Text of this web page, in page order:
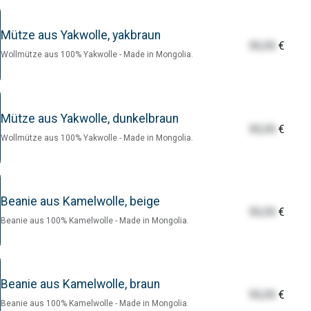
Mütze aus Yakwolle, yakbraun
Wollmütze aus 100% Yakwolle - Made in Mongolia.
€
Mütze aus Yakwolle, dunkelbraun
Wollmütze aus 100% Yakwolle - Made in Mongolia.
€
Beanie aus Kamelwolle, beige
Beanie aus 100% Kamelwolle - Made in Mongolia.
€
Beanie aus Kamelwolle, braun
Beanie aus 100% Kamelwolle - Made in Mongolia.
€